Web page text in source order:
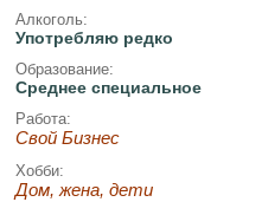
Алкоголь:
Употребляю редко
Образование:
Среднее специальное
Работа:
Свой Бизнес
Хобби:
Дом, жена, дети